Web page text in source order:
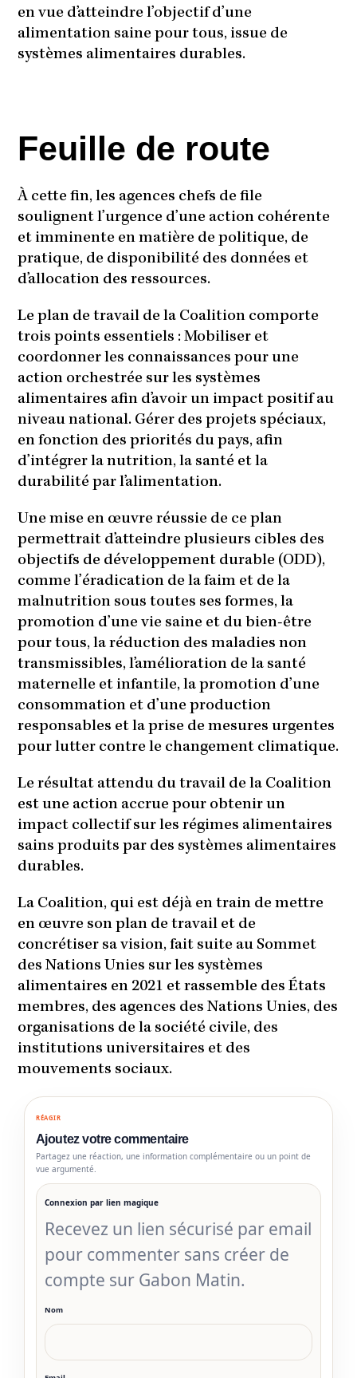
en vue d’atteindre l’objectif d’une
alimentation saine pour tous, issue de
systèmes alimentaires durables.
Feuille de route
À cette fin, les agences chefs de file
soulignent l’urgence d’une action cohérente
et imminente en matière de politique, de
pratique, de disponibilité des données et
d’allocation des ressources.
Le plan de travail de la Coalition comporte
trois points essentiels : Mobiliser et
coordonner les connaissances pour une
action orchestrée sur les systèmes
alimentaires afin d’avoir un impact positif au
niveau national. Gérer des projets spéciaux,
en fonction des priorités du pays, afin
d’intégrer la nutrition, la santé et la
durabilité par l’alimentation.
Une mise en œuvre réussie de ce plan
permettrait d’atteindre plusieurs cibles des
objectifs de développement durable (ODD),
comme l’éradication de la faim et de la
malnutrition sous toutes ses formes, la
promotion d’une vie saine et du bien-être
pour tous, la réduction des maladies non
transmissibles, l’amélioration de la santé
maternelle et infantile, la promotion d’une
consommation et d’une production
responsables et la prise de mesures urgentes
pour lutter contre le changement climatique.
Le résultat attendu du travail de la Coalition
est une action accrue pour obtenir un
impact collectif sur les régimes alimentaires
sains produits par des systèmes alimentaires
durables.
La Coalition, qui est déjà en train de mettre
en œuvre son plan de travail et de
concrétiser sa vision, fait suite au Sommet
des Nations Unies sur les systèmes
alimentaires en 2021 et rassemble des États
membres, des agences des Nations Unies, des
organisations de la société civile, des
institutions universitaires et des
mouvements sociaux.
RÉAGIR
Ajoutez votre commentaire
Partagez une réaction, une information complémentaire ou un point de
vue argumenté.
Connexion par lien magique
Recevez un lien sécurisé par email
pour commenter sans créer de
compte sur Gabon Matin.
Nom